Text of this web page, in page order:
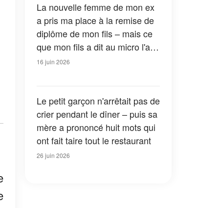
La nouvelle femme de mon ex
a pris ma place à la remise de
diplôme de mon fils – mais ce
que mon fils a dit au micro l'a
fait baisser la tête devant tout
16 juin 2026
Le petit garçon n'arrêtait pas de
crier pendant le dîner – puis sa
mère a prononcé huit mots qui
ont fait taire tout le restaurant
26 juin 2026